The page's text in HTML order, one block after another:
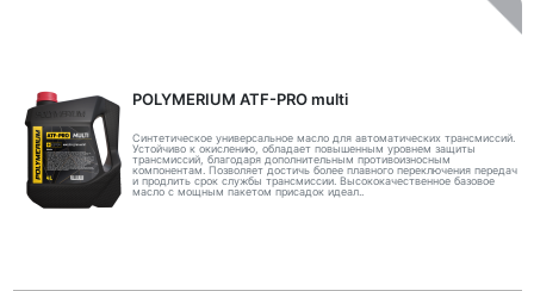
POLYMERIUM ATF-PRO multi
Синтетическое универсальное масло для автоматических трансмиссий.
Устойчиво к окислению, обладает повышенным уровнем защиты
трансмиссий, благодаря дополнительным противоизносным
компонентам. Позволяет достичь более плавного переключения передач
и продлить срок службы трансмиссии. Высококачественное базовое
масло с мощным пакетом присадок идеал..